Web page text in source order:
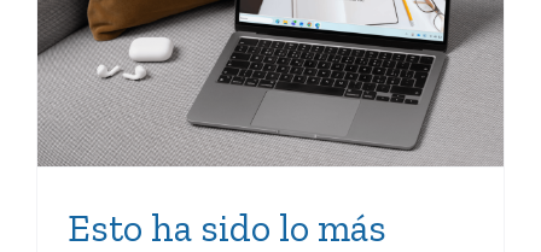
KZgunea en 2025
Esto ha sido lo más